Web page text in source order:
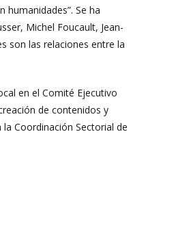
humanidades”. Se ha
Michel Foucault, Jean-
son las relaciones entre la
en el Comité Ejecutivo
de contenidos y
Coordinación Sectorial de